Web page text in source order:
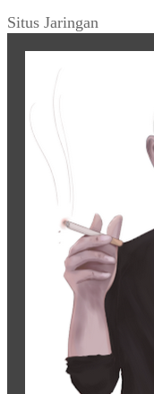
Situs Jaringan